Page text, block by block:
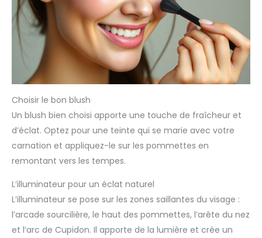
Choisir le bon blush
Un blush bien choisi apporte une touche de fraîcheur et
d’éclat. Optez pour une teinte qui se marie avec votre
carnation et appliquez-le sur les pommettes en
remontant vers les tempes.
L’illuminateur pour un éclat naturel
L’illuminateur se pose sur les zones saillantes du visage :
l’arcade sourcilière, le haut des pommettes, l’arête du nez
et l’arc de Cupidon. Il apporte de la lumière et crée un